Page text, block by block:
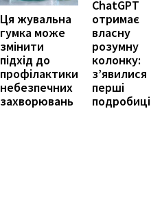
Ця жувальна
гумка може
змінити
підхід до
профілактики
небезпечних
захворювань
ChatGPT
отримає
власну
розумну
колонку:
з’явилися
перші
подробиці